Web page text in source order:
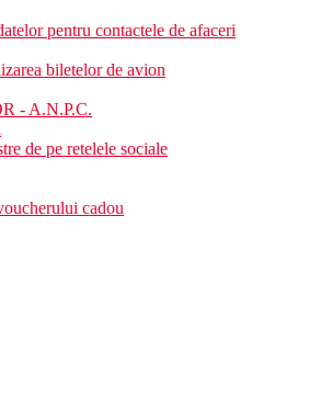
pentru contactele de afaceri
biletelor de avion
- A.N.P.C.
de pe retelele sociale
cadou